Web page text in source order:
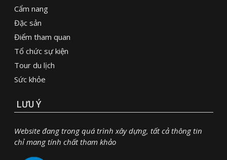
Cẩm nang
Đặc sản
Điểm tham quan
Tổ chức sự kiện
Tour du lịch
Sức khỏe
LƯU Ý
Website đang trong quá trình xây dựng, tất cả thông tin
chỉ mang tính chất tham khảo